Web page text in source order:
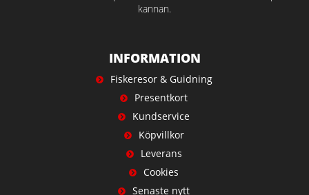
kannan.
INFORMATION
Fiskeresor & Guidning
Presentkort
Kundservice
Köpvillkor
Leverans
Cookies
Senaste nytt